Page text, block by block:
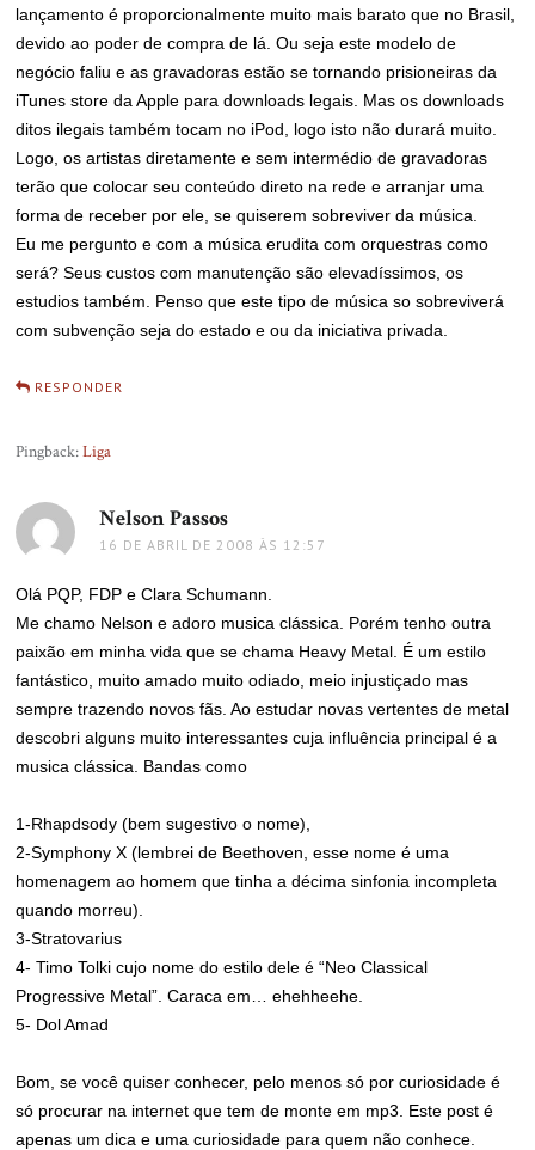
lançamento é proporcionalmente muito mais barato que no Brasil,
devido ao poder de compra de lá. Ou seja este modelo de
negócio faliu e as gravadoras estão se tornando prisioneiras da
iTunes store da Apple para downloads legais. Mas os downloads
ditos ilegais também tocam no iPod, logo isto não durará muito.
Logo, os artistas diretamente e sem intermédio de gravadoras
terão que colocar seu conteúdo direto na rede e arranjar uma
forma de receber por ele, se quiserem sobreviver da música.
Eu me pergunto e com a música erudita com orquestras como
será? Seus custos com manutenção são elevadíssimos, os
estudios também. Penso que este tipo de música so sobreviverá
com subvenção seja do estado e ou da iniciativa privada.
RESPONDER
Pingback:Liga
Nelson Passos
16 DE ABRIL DE 2008 ÀS 12:57
Olá PQP, FDP e Clara Schumann.
Me chamo Nelson e adoro musica clássica. Porém tenho outra
paixão em minha vida que se chama Heavy Metal. É um estilo
fantástico, muito amado muito odiado, meio injustiçado mas
sempre trazendo novos fãs. Ao estudar novas vertentes de metal
descobri alguns muito interessantes cuja influência principal é a
musica clássica. Bandas como
1-Rhapdsody (bem sugestivo o nome),
2-Symphony X (lembrei de Beethoven, esse nome é uma
homenagem ao homem que tinha a décima sinfonia incompleta
quando morreu).
3-Stratovarius
4- Timo Tolki cujo nome do estilo dele é “Neo Classical
Progressive Metal”. Caraca em… ehehheehe.
5- Dol Amad
Bom, se você quiser conhecer, pelo menos só por curiosidade é
só procurar na internet que tem de monte em mp3. Este post é
apenas um dica e uma curiosidade para quem não conhece.